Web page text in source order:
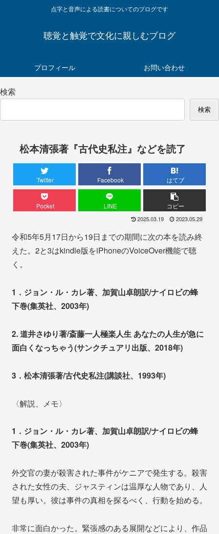
点字と音声による読書についてのブログです
聴覚と触覚で文化に親しむブログ
プロフィール お問い合わせ
検索
検索
松本清張著『古代史私注』などを読了
Twitter Facebook はてブ
Pocket LINE コピー
2025.03.19 2023.05.29
令和5年5月17日から19日までの期間に次の本を読み終
えた。2と3はkindle版をiPhoneのVoiceOver機能で聴
く。
1．ジョン・ル・カレ著、加賀山卓朗訳/ナイロビの蜂
下巻(集英社、2003年)
2. 道井さゆり著/斎藤一人極楽人生 あなたの人生が急に
面白くなっちゃう(サンクチュアリ出版、2018年)
3．松本清張著/古代史私注(講談社、1993年)
〈解説、メモ〉
1．ジョン・ル・カレ著、加賀山卓朗訳/ナイロビの蜂
下巻(集英社、2003年)
外交官の妻が殺害された事件がケニアで発生する。殺害
された女性の夫、ジャスティンは温厚な人物であり、人
望も厚い。彼は事件の真相を探るべく、行動を始める。
非常に面白かった。緊張感のある展開などにより、作品